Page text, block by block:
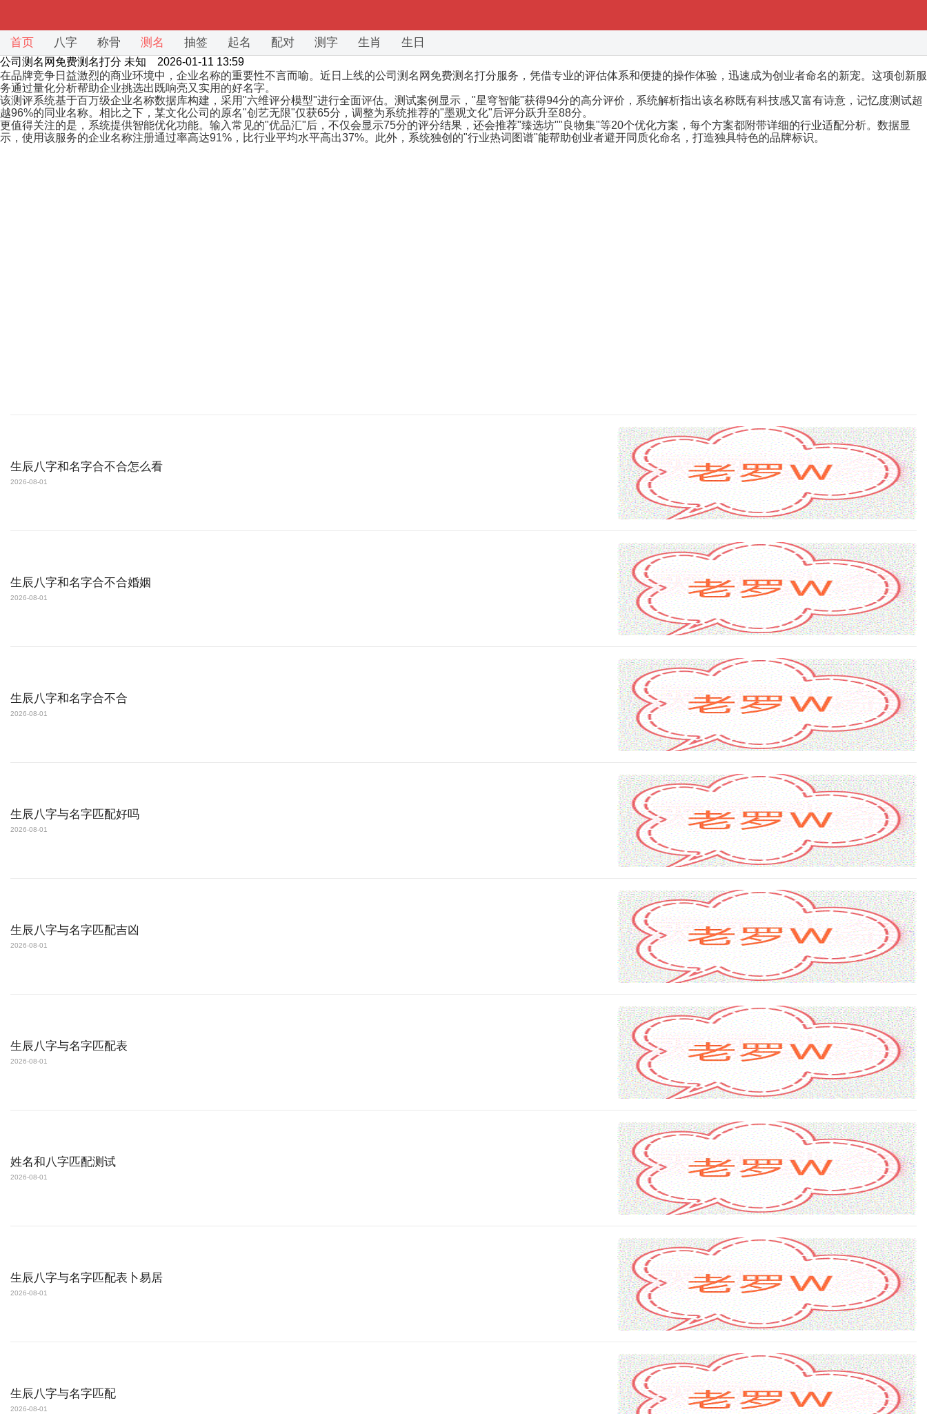
首页 八字 称骨 测名 抽签 起名 配对 测字 生肖 生日
公司测名网免费测名打分 未知 2026-01-11 13:59
在品牌竞争日益激烈的商业环境中，企业名称的重要性不言而喻。近日上线的公司测名网免费测名打分服务，凭借专业的评估体系和便捷的操作体验，迅速成为创业者命名的新宠。这项创新服
务通过量化分析帮助企业挑选出既响亮又实用的好名字。
该测评系统基于百万级企业名称数据库构建，采用"六维评分模型"进行全面评估。测试案例显示，"星穹智能"获得94分的高分评价，系统解析指出该名称既有科技感又富有诗意，记忆度测试超
越96%的同业名称。相比之下，某文化公司的原名"创艺无限"仅获65分，调整为系统推荐的"墨观文化"后评分跃升至88分。
更值得关注的是，系统提供智能优化功能。输入常见的"优品汇"后，不仅会显示75分的评分结果，还会推荐"臻选坊""良物集"等20个优化方案，每个方案都附带详细的行业适配分析。数据显
示，使用该服务的企业名称注册通过率高达91%，比行业平均水平高出37%。此外，系统独创的"行业热词图谱"能帮助创业者避开同质化命名，打造独具特色的品牌标识。
生辰八字和名字合不合怎么看
2026-08-01
生辰八字和名字合不合婚姻
2026-08-01
生辰八字和名字合不合
2026-08-01
生辰八字与名字匹配好吗
2026-08-01
生辰八字与名字匹配吉凶
2026-08-01
生辰八字与名字匹配表
2026-08-01
姓名和八字匹配测试
2026-08-01
生辰八字与名字匹配表卜易居
2026-08-01
生辰八字与名字匹配
2026-08-01